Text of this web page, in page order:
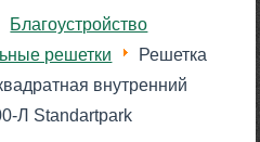
Благоустройство
решетки
Решетка
внутренний
Л Standartpark